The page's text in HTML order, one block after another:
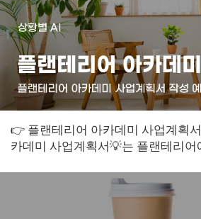
👉 플랜테리어 아카데미 사업계획
카데미 사업계획서💡는 플랜테리어